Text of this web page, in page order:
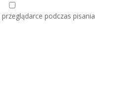
podczas pisania